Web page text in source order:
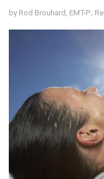
by Rod Brouhard, EMT-P;